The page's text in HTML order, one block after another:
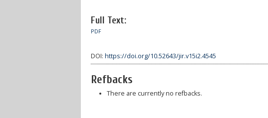
Full Text:
PDF
DOI: https://doi.org/10.52643/jir.v15i2.4545
Refbacks
There are currently no refbacks.